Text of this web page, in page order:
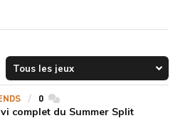
0commentaires
complet du Summer Split